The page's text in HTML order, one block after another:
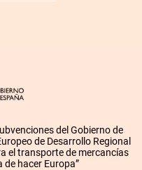
del Gobierno de
de Desarrollo Regional
el transporte de mercancías
de hacer Europa”